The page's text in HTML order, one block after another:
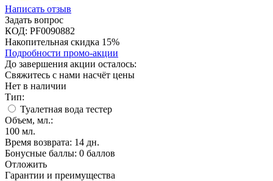
Написать отзыв
Задать вопрос
КОД: PF0090882
Накопительная скидка 15%
Подробности промо-акции
До завершения акции осталось:
Свяжитесь с нами насчёт цены
Нет в наличии
Тип:
Туалетная вода тестер
Объем, мл.:
100 мл.
Время возврата: 14 дн.
Бонусные баллы: 0 баллов
Отложить
Гарантии и преимущества